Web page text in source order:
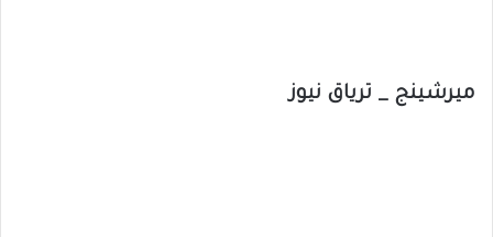
ميرشينج _ ترياق نيوز